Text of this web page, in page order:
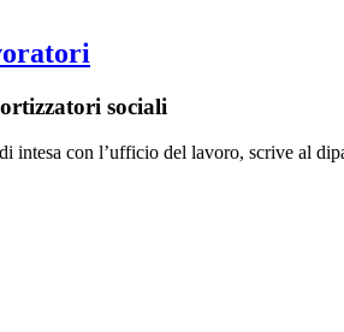
sociali
con l’ufficio del lavoro, scrive al